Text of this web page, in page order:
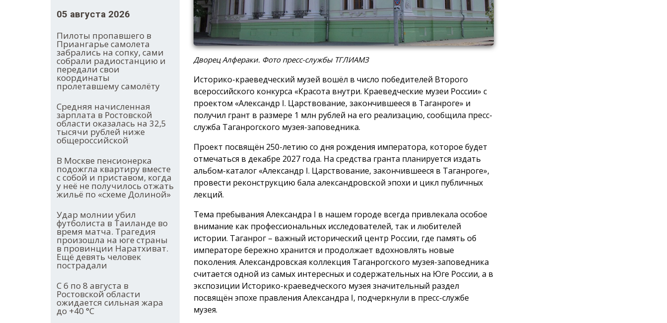
05 августа 2026
Пилоты пропавшего в
Приангарье самолета
забрались на сопку, сами
собрали радиостанцию и
передали свои
координаты
пролетавшему самолёту
Средняя начисленная
зарплата в Ростовской
области оказалась на 32,5
тысячи рублей ниже
общероссийской
В Москве пенсионерка
подожгла квартиру вместе
с собой и приставом, когда
у неё не получилось отжать
жильё по «схеме Долиной»
Удар молнии убил
футболиста в Таиланде во
время матча. Трагедия
произошла на юге страны
в провинции Наратхиват.
Ещё девять человек
пострадали
С 6 по 8 августа в
Ростовской области
ожидается сильная жара
до +40 °С
Дворец Алфераки. Фото пресс-службы ТГЛИАМЗ
Историко-краеведческий музей вошёл в число победителей Второго
всероссийского конкурса «Красота внутри. Краеведческие музеи России» с
проектом «Александр I. Царствование, закончившееся в Таганроге» и
получил грант в размере 1 млн рублей на его реализацию, сообщила пресс-
служба Таганрогского музея-заповедника.
Проект посвящён 250-летию со дня рождения императора, которое будет
отмечаться в декабре 2027 года. На средства гранта планируется издать
альбом-каталог «Александр I. Царствование, закончившееся в Таганроге»,
провести реконструкцию бала александровской эпохи и цикл публичных
лекций.
Тема пребывания Александра I в нашем городе всегда привлекала особое
внимание как профессиональных исследователей, так и любителей
истории. Таганрог – важный исторический центр России, где память об
императоре бережно хранится и продолжает вдохновлять новые
поколения. Александровская коллекция Таганрогского музея-заповедника
считается одной из самых интересных и содержательных на Юге России, а в
экспозиции Историко-краеведческого музея значительный раздел
посвящён эпохе правления Александра I, подчеркнули в пресс-службе
музея.